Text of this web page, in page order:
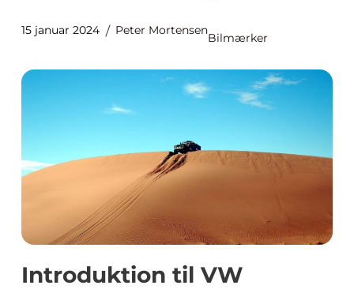
15 januar 2024 Peter Mortensen
Bilmærker
Introduktion til VW